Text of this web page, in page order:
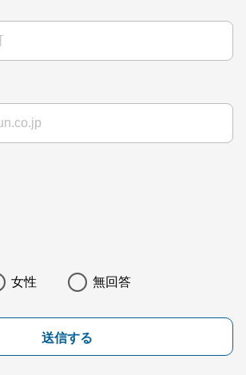
女性 無回答
送信する